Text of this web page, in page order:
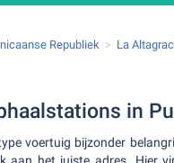
Republiek La
in
voertuig bijzonder